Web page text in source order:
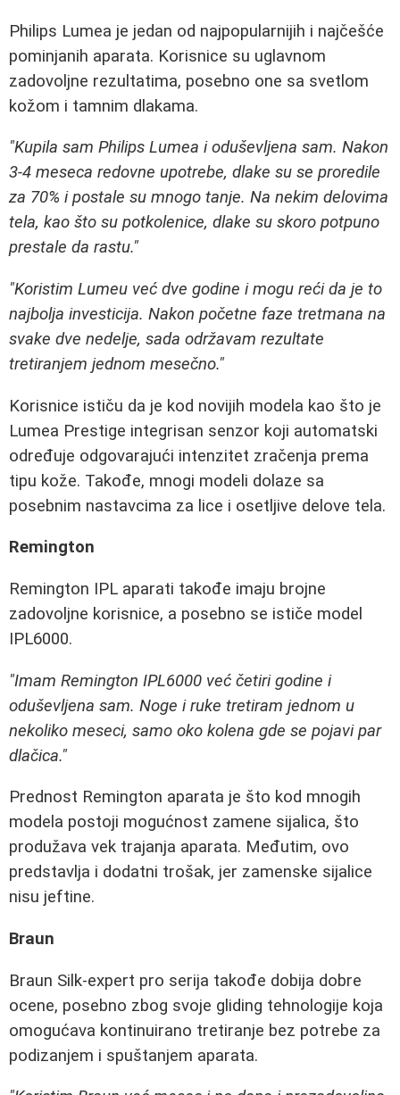
Philips Lumea je jedan od najpopularnijih i najčešće
pominjanih aparata. Korisnice su uglavnom
zadovoljne rezultatima, posebno one sa svetlom
kožom i tamnim dlakama.
"Kupila sam Philips Lumea i oduševljena sam. Nakon
3-4 meseca redovne upotrebe, dlake su se proredile
za 70% i postale su mnogo tanje. Na nekim delovima
tela, kao što su potkolenice, dlake su skoro potpuno
prestale da rastu."
"Koristim Lumeu već dve godine i mogu reći da je to
najbolja investicija. Nakon početne faze tretmana na
svake dve nedelje, sada održavam rezultate
tretiranjem jednom mesečno."
Korisnice ističu da je kod novijih modela kao što je
Lumea Prestige integrisan senzor koji automatski
određuje odgovarajući intenzitet zračenja prema
tipu kože. Takođe, mnogi modeli dolaze sa
posebnim nastavcima za lice i osetljive delove tela.
Remington
Remington IPL aparati takođe imaju brojne
zadovoljne korisnice, a posebno se ističe model
IPL6000.
"Imam Remington IPL6000 već četiri godine i
oduševljena sam. Noge i ruke tretiram jednom u
nekoliko meseci, samo oko kolena gde se pojavi par
dlačica."
Prednost Remington aparata je što kod mnogih
modela postoji mogućnost zamene sijalica, što
produžava vek trajanja aparata. Međutim, ovo
predstavlja i dodatni trošak, jer zamenske sijalice
nisu jeftine.
Braun
Braun Silk-expert pro serija takođe dobija dobre
ocene, posebno zbog svoje gliding tehnologije koja
omogućava kontinuirano tretiranje bez potrebe za
podizanjem i spuštanjem aparata.